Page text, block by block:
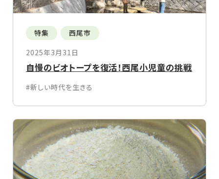
特集
西尾市
2025年3月31日
自慢のビオトープを復活！西尾小児童の挑戦
#新しい時代を生きる